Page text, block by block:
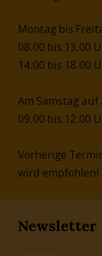
Montag bis
08.00 bis 13.00
14.00 bis 18.00
Am Samstag auf
09.00 bis 12.00
Vorherige
wird empfohlen!
Newsletter